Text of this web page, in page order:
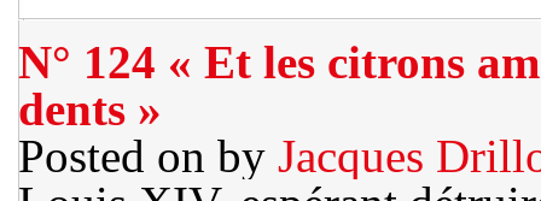
N° 124 « Et les citrons
dents »
Posted on by Jacques